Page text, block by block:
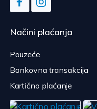
Načini plaćanja
Pouzeće
Bankovna transakcija
Kartično plaćanje